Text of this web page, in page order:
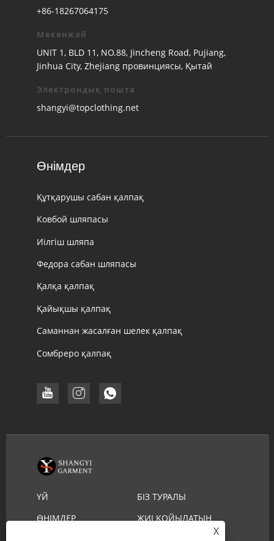
+86-18267064175
Мекенжай
UNIT 1, BLD 11, NO.88, Jincheng Road, Pujiang,
Jinhua City, Zhejiang провинциясы, Қытай
Электрондық пошта
shangyi@topclothing.net
Өнімдер
Құтқарушы сабан қалпақ
Ковбой шляпасы
Иілгіш шляпа
Федора сабан шляпасы
Қалқа қалпақ
Қайықшы қалпақ
Саманнан жасалған шелек қалпақ
Сомбреро қалпақ
ҮЙ
БІЗ ТУРАЛЫ
ӨНІМДЕР
ЖИІ ҚОЙЫЛАТЫН
X